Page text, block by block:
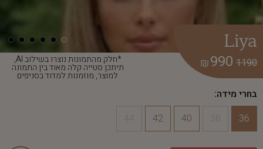
*חלק מהתמונות נוצרו בשילוב AI,
תיתכן סטייה קלה מאוד בין התמונה
למוצר, מוזמנות למדוד בסניפים
Liya
1190
990
₪
בחרי מידה:
36
40
42